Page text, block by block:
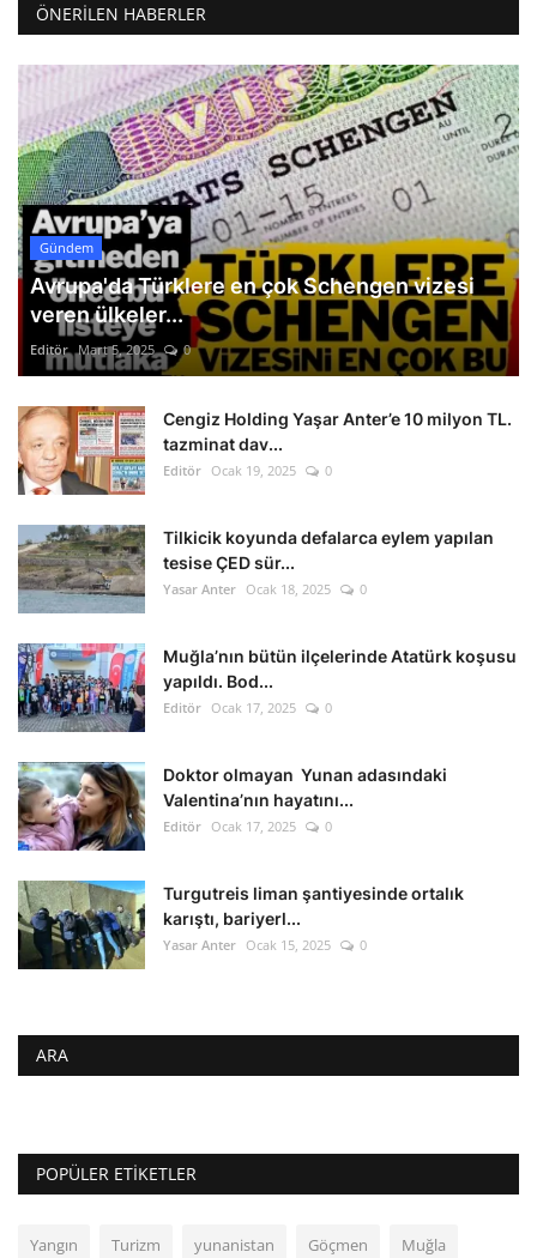
ÖNERILEN HABERLER
Gündem
Avrupa'da Türklere en çok Schengen vizesi
veren ülkeler...
Editör Mart 5, 2025 0
Cengiz Holding Yaşar Anter’e 10 milyon TL.
tazminat dav...
Editör Ocak 19, 2025 0
Tilkicik koyunda defalarca eylem yapılan
tesise ÇED sür...
Yasar Anter Ocak 18, 2025 0
Muğla’nın bütün ilçelerinde Atatürk koşusu
yapıldı. Bod...
Editör Ocak 17, 2025 0
Doktor olmayan Yunan adasındaki
Valentina’nın hayatını...
Editör Ocak 17, 2025 0
Turgutreis liman şantiyesinde ortalık
karıştı, bariyerl...
Yasar Anter Ocak 15, 2025 0
ARA
POPÜLER ETIKETLER
Yangın Turizm yunanistan Göçmen Muğla